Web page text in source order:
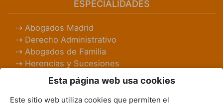
ESPECIALIDADES
Abogados Madrid
Derecho Administrativo
Abogados de Familia
Herencias y Sucesiones
Abogados Laboralistas
Abogados Penalistas
Derecho Civil
Esta página web usa cookies
Este sitio web utiliza cookies que permiten el